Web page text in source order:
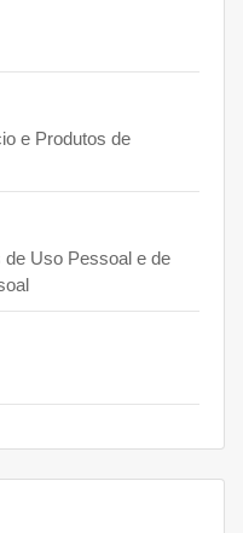
e Produtos de
Uso Pessoal e de